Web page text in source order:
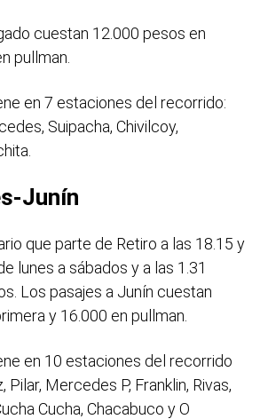
cuestan 12.000 pesos en
pullman.
en 7 estaciones del recorrido:
Suipacha, Chivilcoy,
Junín
que parte de Retiro a las 18.15 y
lunes a sábados y a las 1.31
Los pasajes a Junín cuestan
y 16.000 en pullman.
en 10 estaciones del recorrido
Pilar, Mercedes P, Franklin, Rivas,
Cucha, Chacabuco y O